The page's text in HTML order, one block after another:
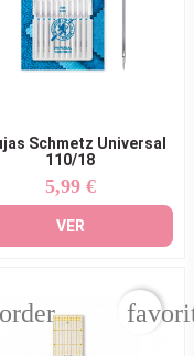
Schmetz Universal
110/18
Precio
5,99 €
VER